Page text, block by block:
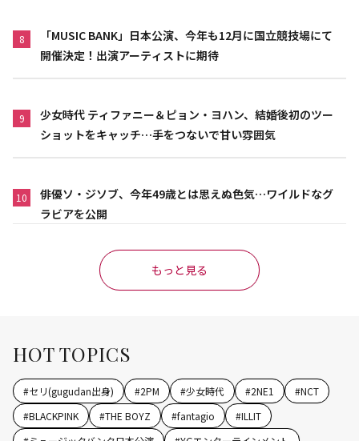
8
「MUSIC BANK」日本公演、今年も12月に国立競技場にて
開催決定！出演アーティストに期待
9
少女時代 ティファニー＆ピョン・ヨハン、結婚後初のツー
ショットをキャッチ…手をつないで甘い雰囲気
10
俳優ソ・ジソブ、今年49歳とは思えぬ色気…ワイルドなグ
ラビアを公開
もっと見る
HOT TOPICS
#セリ(gugudan出身) #2PM #少女時代 #2NE1 #NCT
#BLACKPINK #THE BOYZ #fantagio #ILLIT